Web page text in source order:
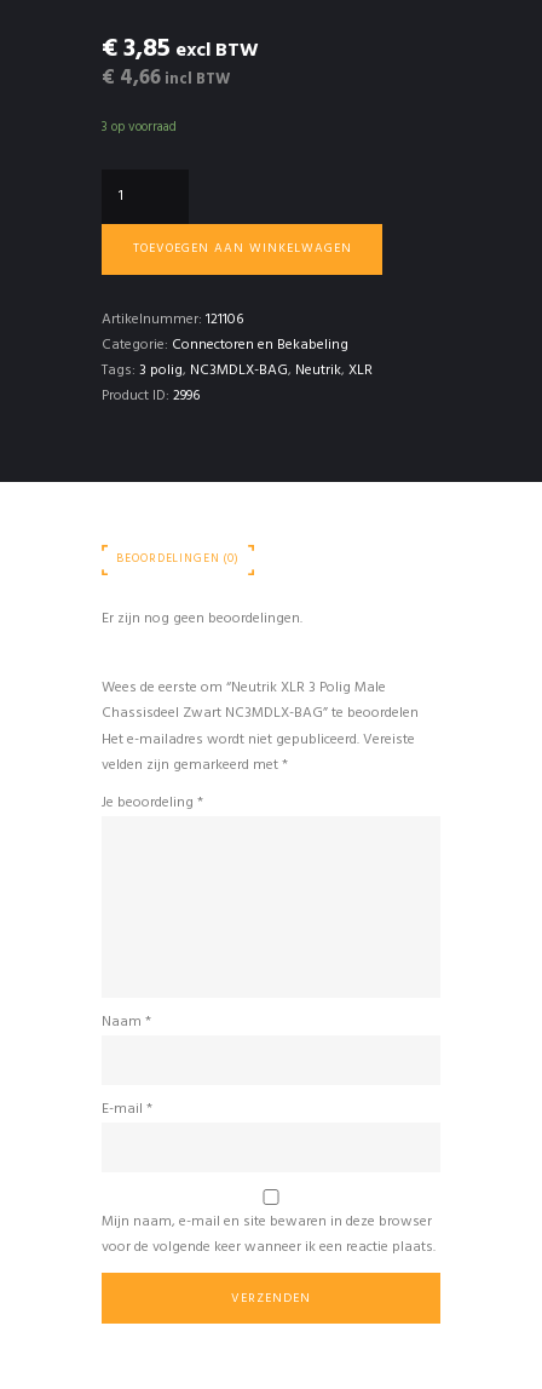
€ 3,85 excl BTW
€ 4,66 incl BTW
3 op voorraad
XLR
3
Male
NC3MDLX-
BAG
TOEVOEGEN AAN WINKELWAGEN
Artikelnummer: 121106
Categorie: Connectoren en Bekabeling
Tags: 3 polig, NC3MDLX-BAG, Neutrik, XLR
Product ID: 2996
BEOORDELINGEN (0)
Er zijn nog geen beoordelingen.
Wees de eerste om “Neutrik XLR 3 Polig Male
Chassisdeel Zwart NC3MDLX-BAG” te beoordelen
Het e-mailadres wordt niet gepubliceerd.Vereiste
velden zijn gemarkeerd met*
Je beoordeling *
Naam *
E-mail *
Mijn naam, e-mail en site bewaren in deze browser
voor de volgende keer wanneer ik een reactie plaats.